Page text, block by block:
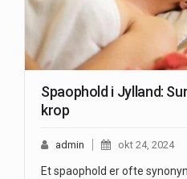
Spaophold i Jylland:
krop
admin okt 24, 2024
Et spaophold er ofte